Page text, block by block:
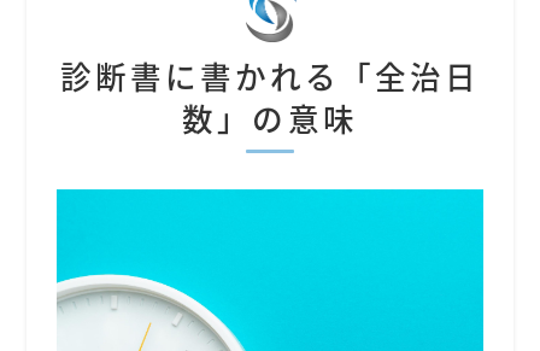
診断書に書かれる「全治日
数」の意味